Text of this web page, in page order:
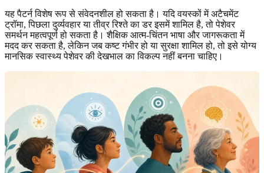
यह पैटर्न विशेष रूप से संवेदनशील हो सकता है। यदि वयस्कों में अटैचमेंट
ट्रॉमा, पिछला दुर्व्यवहार या तीव्र रिश्ते का डर इसमें शामिल है, तो पेशेवर
समर्थन महत्वपूर्ण हो सकता है। शैक्षिक आत्म-चिंतन भाषा और जागरूकता में
मदद कर सकता है, लेकिन जब कष्ट गंभीर हो या सुरक्षा शामिल हो, तो इसे योग्य
मानसिक स्वास्थ्य पेशेवर की देखभाल का विकल्प नहीं बनना चाहिए।